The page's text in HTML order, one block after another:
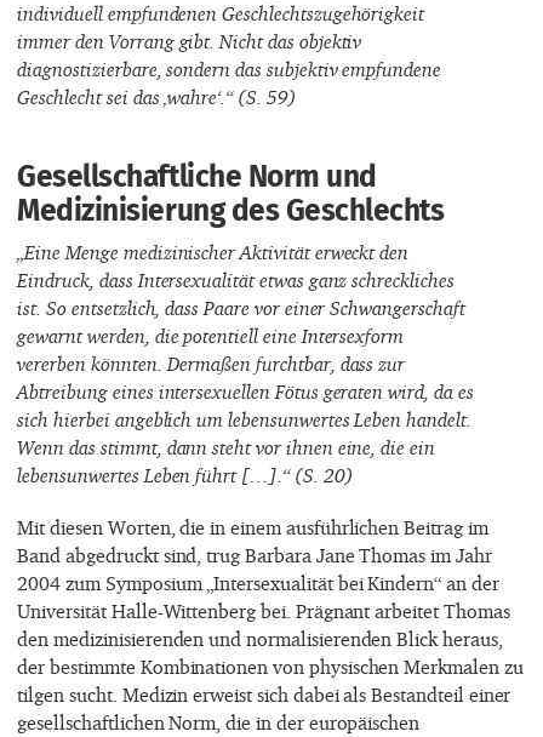
individuell empfundenen Geschlechtszugehörigkeit
immer den Vorrang gibt. Nicht das objektiv
diagnostizierbare, sondern das subjektiv empfundene
Geschlecht sei das ‚wahre‘.“ (S. 59)
Gesellschaftliche Norm und
Medizinisierung des Geschlechts
„Eine Menge medizinischer Aktivität erweckt den
Eindruck, dass Intersexualität etwas ganz schreckliches
ist. So entsetzlich, dass Paare vor einer Schwangerschaft
gewarnt werden, die potentiell eine Intersexform
vererben könnten. Dermaßen furchtbar, dass zur
Abtreibung eines intersexuellen Fötus geraten wird, da es
sich hierbei angeblich um lebensunwertes Leben handelt.
Wenn das stimmt, dann steht vor ihnen eine, die ein
lebensunwertes Leben führt […].“ (S. 20)
Mit diesen Worten, die in einem ausführlichen Beitrag im
Band abgedruckt sind, trug Barbara Jane Thomas im Jahr
2004 zum Symposium „Intersexualität bei Kindern“ an der
Universität Halle-Wittenberg bei. Prägnant arbeitet Thomas
den medizinisierenden und normalisierenden Blick heraus,
der bestimmte Kombinationen von physischen Merkmalen zu
tilgen sucht. Medizin erweist sich dabei als Bestandteil einer
gesellschaftlichen Norm, die in der europäischen